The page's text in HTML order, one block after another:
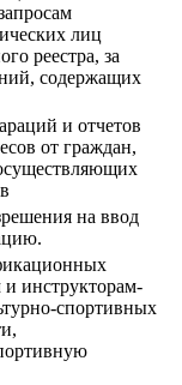
лиц
реестра, за
содержащих
и отчетов
от граждан,
на ввод
и инструкторам-
спортивных